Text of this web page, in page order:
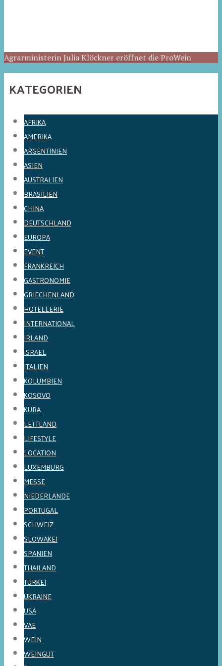
Agrarministerin Julia Klöckner eröffnet die ProWein
KATEGORIEN
AFRIKA
AMERIKA
ARGENTINIEN
ASIEN
AUSTRALIEN
BRASILIEN
CHINA
DEUTSCHLAND
EUROPA
EVENT
FRANKREICH
GASTRONOMIE
GRIECHENLAND
HOTELLERIE
INTERNATIONAL
IRLAND
ISRAEL
ITALIEN
KOLUMBIEN
KOSOVO
KUBA
LETTLAND
LIFESTYLE
LOCATION
LUXEMBURG
MESSE
NIEDERLANDE
PORTUGAL
SCHWEIZ
SLOWAKEI
SPANIEN
THAILAND
TÜRKEI
UKRAINE
USA
VAE
WEIN
WEINGUT